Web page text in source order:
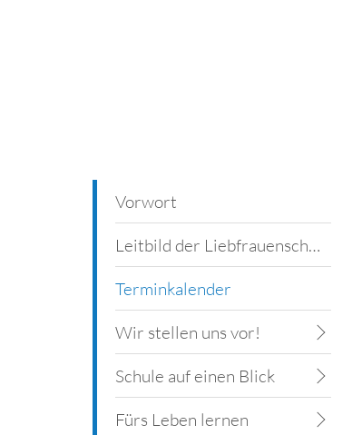
Vorwort
Leitbild der Liebfrauenschule
Terminkalender
Wir stellen uns vor!
Schule auf einen Blick
Fürs Leben lernen